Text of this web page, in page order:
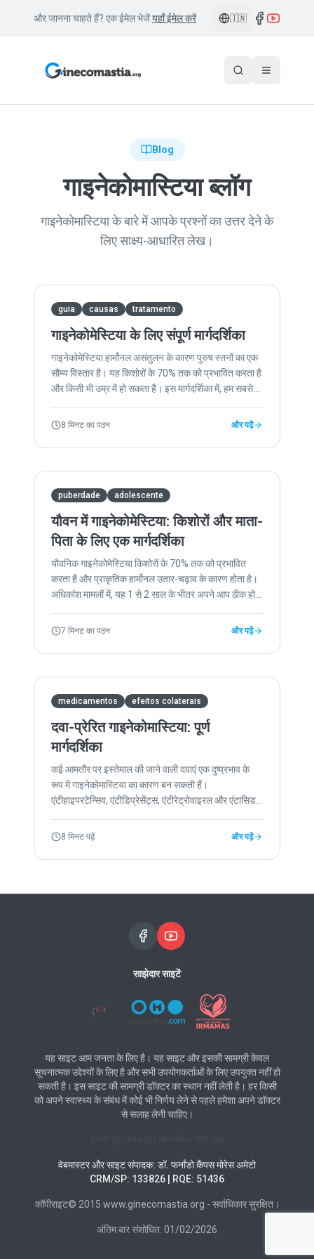
और जानना चाहते हैं? एक ईमेल भेजेंयहाँ ईमेल करें 🇮🇳
Blog
गाइनेकोमास्टिया ब्लॉग
गाइनेकोमास्टिया के बारे में आपके प्रश्नों का उत्तर देने के
लिए साक्ष्य-आधारित लेख।
guia causas tratamento
गाइनेकोमेस्टिया के लिए संपूर्ण मार्गदर्शिका
गाइनेकोमेस्टिया हार्मोनल असंतुलन के कारण पुरुष स्तनों का एक
सौम्य विस्तार है। यह किशोरों के 70% तक को प्रभावित करता है
और किसी भी उम्र में हो सकता है। इस मार्गदर्शिका में, हम सबसे
देते हैं।8 मिनट का पठन और पढ़ें
puberdade adolescente
यौवन में गाइनेकोमेस्टिया: किशोरों और माता-
पिता के लिए एक मार्गदर्शिका
यौवनिक गाइनेकोमेस्टिया किशोरों के 70% तक को प्रभावित
करता है और प्राकृतिक हार्मोनल उतार-चढ़ाव के कारण होता है।
अधिकांश मामलों में, यह 1 से 2 साल के भीतर अपने आप ठीक हो
लेनी है।
7 मिनट का पठन और पढ़ें
medicamentos efeitos colaterais
दवा-प्रेरित गाइनेकोमास्टिया: पूर्ण
मार्गदर्शिका
कई आमतौर पर इस्तेमाल की जाने वाली दवाएं एक दुष्प्रभाव के
रूप में गाइनेकोमास्टिया का कारण बन सकती हैं।
एंटीहाइपरटेन्सिव, एंटीडिप्रेसेंट्स, एंटीरेट्रोवाइरल और एंटासिड
8 मिनट पढ़ें और पढ़ें
साझेदार साइटें
यह साइट आम जनता के लिए है। यह साइट और इसकी सामग्री केवल
सूचनात्मक उद्देश्यों के लिए है और सभी उपयोगकर्ताओं के लिए उपयुक्त नहीं हो
सकती है। इस साइट की सामग्री डॉक्टर का स्थान नहीं लेती है। हर किसी
को अपने स्वास्थ्य के संबंध में कोई भी निर्णय लेने से पहले हमेशा अपने डॉक्टर
से सलाह लेनी चाहिए।
वेबमास्टर और साइट संपादक: डॉ. फर्नांडो कैंपस मोरेस अमेटो
CRM/SP: 133826 | RQE: 51436
कॉपीराइट© 2015 www.ginecomastia.org - सर्वाधिकार सुरक्षित।
अंतिम बार संशोधित: 01/02/2026